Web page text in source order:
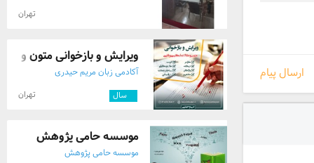
ارسال پیام
تهران
ویرایش و بازخوانی متون و
آکادمی زبان مریم حیدری
سال تهران
موسسه حامی پژوهش
موسسه حامی پژوهش